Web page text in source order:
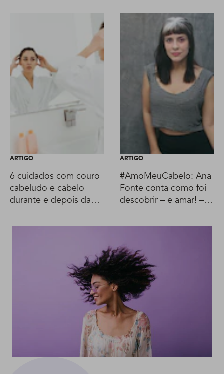
ARTIGO
6 cuidados com couro
cabeludo e cabelo
durante e depois da
ARTIGO
#AmoMeuCabelo: Ana
Fonte conta como foi
descobrir – e amar! –